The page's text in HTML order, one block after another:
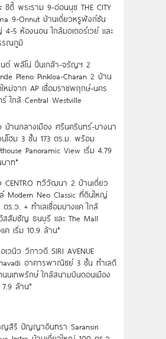
ซิตี้ พระราม 9-อ่อนนุช THE CITY
9-Onnut บ้านเดี่ยวหรูฟังก์ชัน
4-5 ห้องนอน ใกล้มอเตอร์เวย์ และ
รณภูมิ
นด์ พลีโน่ ปิ่นเกล้า-จรัญฯ 2
Pleno Pinkloa-Charan 2 บ้าน
หม่จาก AP เชื่อมราชพฤกษ์-นคร
ใกล้ Central Westville
บ้านกลางเมือง ศรีนครินทร์-บางนา
น์โฮม 3 ชั้น 173 ตร.ม. พร้อม
Panoramic View เริ่ม 4.79
าท*
CENTRO ทวีวัฒนา 2 บ้านเดี่ยว
Modern Neo Classic ที่ดินใหญ่
ตร.ว. + ทำเลเชื่อมบางแค ใกล้
สสัมชัญ ธนบุรี และ The Mall
ค เริ่ม 10.9 ล้าน*
เวนิว วิภาวดี SIRI AVENUE
อาคารพาณิชย์ 3 ชั้น ทำเลดี
นเทพรักษ์ ใกล้สนามบินดอนเมือง
7.9 ล้าน*
ญสิริ ปัญญาอินทรา Saransiri